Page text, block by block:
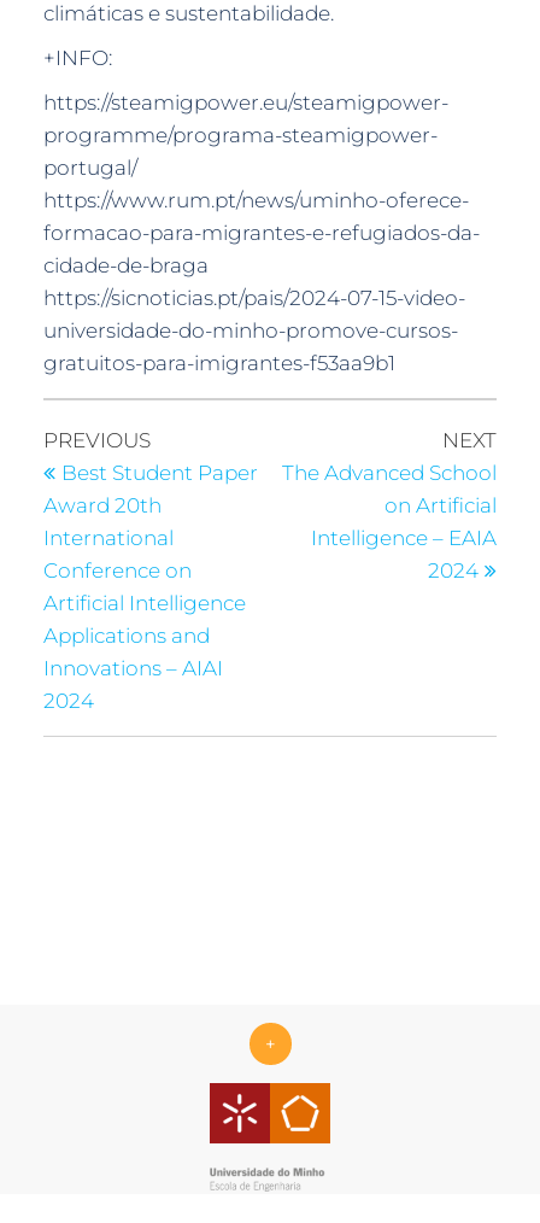
climáticas e sustentabilidade.
+INFO:
https://steamigpower.eu/steamigpower-
programme/programa-steamigpower-
portugal/
https://www.rum.pt/news/uminho-oferece-
formacao-para-migrantes-e-refugiados-da-
cidade-de-braga
https://sicnoticias.pt/pais/2024-07-15-video-
universidade-do-minho-promove-cursos-
gratuitos-para-imigrantes-f53aa9b1
PREVIOUS
Best Student Paper
Award 20th
International
Conference on
Artificial Intelligence
Applications and
Innovations – AIAI
2024
NEXT
The Advanced School
on Artificial
Intelligence – EAIA
2024
+